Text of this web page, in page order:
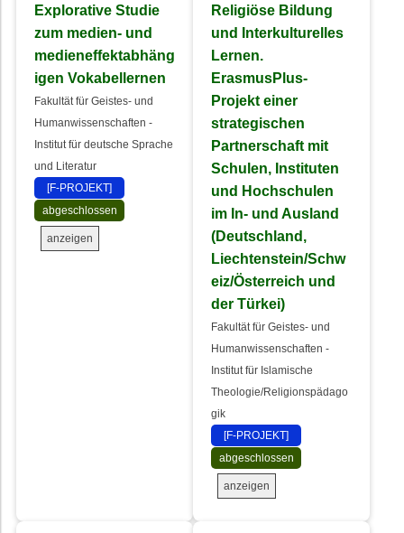
Explorative Studie
zum medien- und
medieneffektabhäng
igen Vokabellernen
Fakultät für Geistes- und
Humanwissenschaften -
Institut für deutsche Sprache
und Literatur
[F-PROJEKT]
abgeschlossen
anzeigen
Religiöse Bildung
und Interkulturelles
Lernen.
ErasmusPlus-
Projekt einer
strategischen
Partnerschaft mit
Schulen, Instituten
und Hochschulen
im In- und Ausland
(Deutschland,
Liechtenstein/Schw
eiz/Österreich und
der Türkei)
Fakultät für Geistes- und
Humanwissenschaften -
Institut für Islamische
Theologie/Religionspädago
gik
[F-PROJEKT]
abgeschlossen
anzeigen